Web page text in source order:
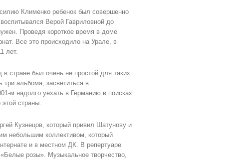
Клименко ребенок был совершенно
Верой Гавриловной до
Проведя короткое время в доме
Все это происходило на Урале, в
лет.
стране был очень не простой для таких
альбома, засветиться в
м надолго уехать в Германию в поисках
страны.
Кузнецов, который привил Шатунову и
небольшим коллективом, который
и в местном ДК. В репертуаре
розы». Музыкальное творчество,